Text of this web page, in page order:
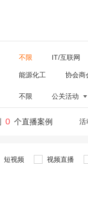
不限 IT/互联网
能源化工 协会商
不限 公关活动
0 个直播案例 活
短视频 视频直播